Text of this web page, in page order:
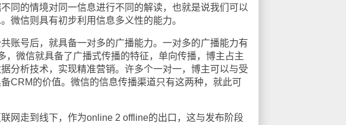
同的情境对同一信息进行不同的解读，也就是说我们可以
微信则具有初步利用信息多义性的能力。
号后，就具备一对多的广播能力。一对多的广播能力有
，微信就具备了广播式传播的特征，单向传播，博主占主
分析技术，实现精准营销。许多个一对一，博主可以与受
CRM的价值。微信的信息传播渠道只有这两种，就此可
走到线下，作为online 2 offline的出口，这与发布阶段